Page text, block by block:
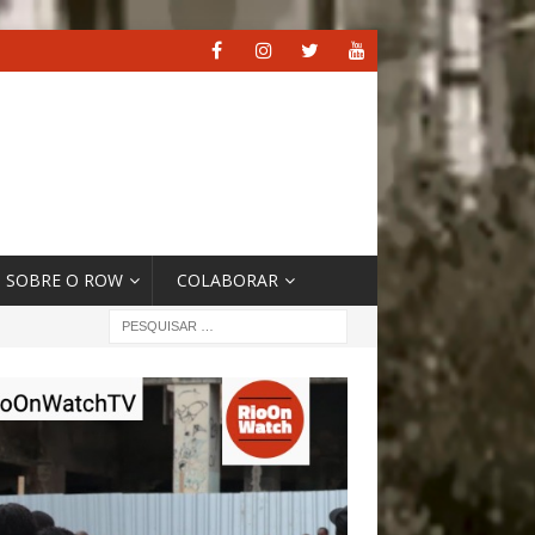
SOBRE O ROW COLABORAR